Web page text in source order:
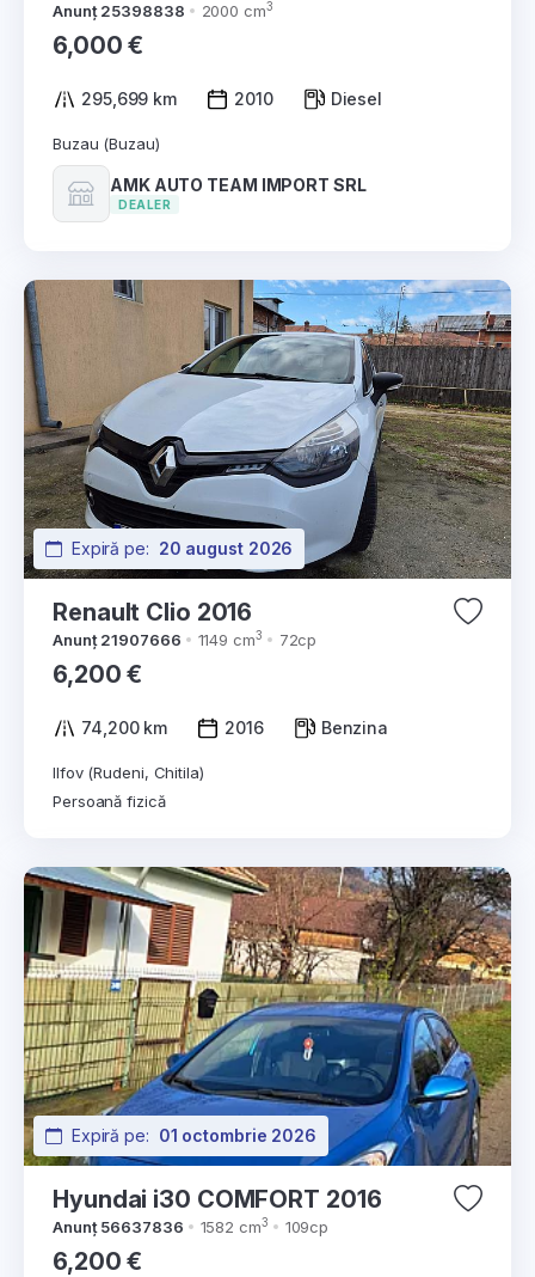
Anunț 25398838 2000 cm3
6,000 €
295,699 km 2010 Diesel
Buzau (Buzau)
AMK AUTO TEAM IMPORT SRL
DEALER
Expiră pe: 20 august 2026
Renault Clio 2016
Anunț 21907666 1149 cm3 72cp
6,200 €
74,200 km 2016 Benzina
Ilfov (Rudeni, Chitila)
Persoană fizică
Expiră pe: 01 octombrie 2026
Hyundai i30 COMFORT 2016
Anunț 56637836 1582 cm3 109cp
6,200 €